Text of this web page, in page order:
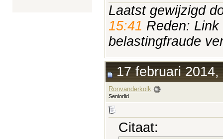
Laatst gewijzigd
15:41 Reden:
belastingfraude
17 februari 2014,
Ronvanderkolk
Seniorlid
Citaat: